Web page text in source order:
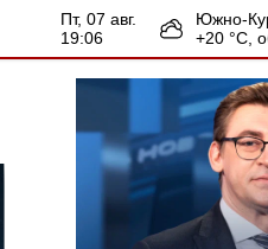
пт, 07 авг.
19:06
Южно-
+20 °С,